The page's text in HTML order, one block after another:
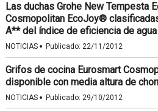
Las duchas Grohe New Tempesta
Cosmopolitan EcoJoy®
A** del índice de eficiencia de
NOTICIAS · Publicado: 22/11/2012
Grifos de cocina Eurosmart
disponible con media altura de
NOTICIAS · Publicado: 29/10/2012